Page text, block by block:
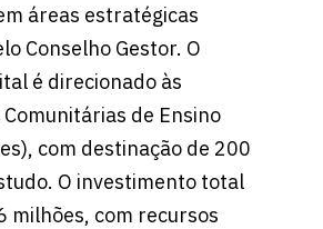
áreas estratégicas
Conselho Gestor. O
é direcionado às
de Ensino
com destinação de 200
O investimento total
milhões, com recursos